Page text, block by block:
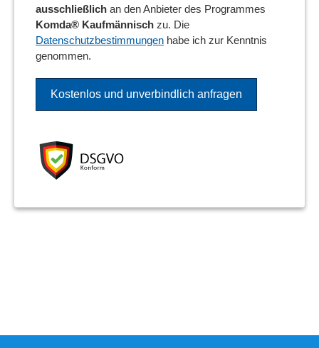
ausschließlich an den Anbieter des Programmes
Komda® Kaufmännisch zu. Die
Datenschutzbestimmungen habe ich zur Kenntnis
genommen.